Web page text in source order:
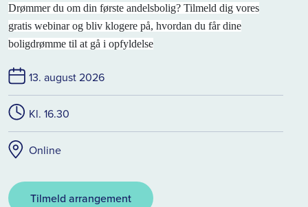
Drømmer du om din første andelsbolig? Tilmeld dig vores
gratis webinar og bliv klogere på, hvordan du får dine
boligdrømme til at gå i opfyldelse
13. august 2026
Kl. 16.30
Online
Tilmeld arrangement